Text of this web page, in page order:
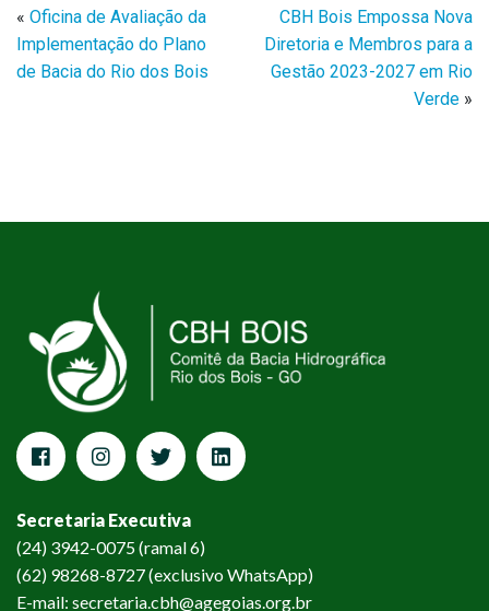
« Oficina de Avaliação da
Implementação do Plano
de Bacia do Rio dos Bois
CBH Bois Empossa Nova
Diretoria e Membros para a
Gestão 2023-2027 em Rio
Verde »
Secretaria Executiva
(24) 3942-0075 (ramal 6)
(62) 98268-8727 (exclusivo WhatsApp)
E-mail: secretaria.cbh@agegoias.org.br